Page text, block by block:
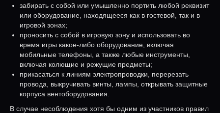
забирать с собой или умышленно портить любой реквизит
или оборудование, находящееся как в гостевой, так и в
игровой зонах;
проносить с собой в игровую зону и использовать во
время игры какое-либо оборудование, включая
мобильные телефоны, а также любые инструменты,
включая колющие и режущие предметы;
прикасаться к линиям электропроводки, перерезать
провода, выкручивать винты, лампы, открывать защитные
корпуса вентоборудования.
В случае несоблюдения хотя бы одним из участников правил